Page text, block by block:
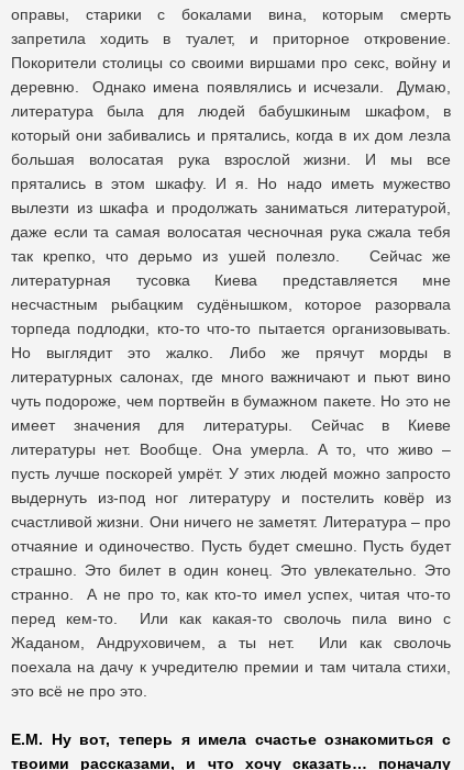
оправы, старики с бокалами вина, которым смерть
запретила ходить в туалет, и приторное откровение.
Покорители столицы со своими виршами про секс, войну и
деревню. Однако имена появлялись и исчезали. Думаю,
литература была для людей бабушкиным шкафом, в
который они забивались и прятались, когда в их дом лезла
большая волосатая рука взрослой жизни. И мы все
прятались в этом шкафу. И я. Но надо иметь мужество
вылезти из шкафа и продолжать заниматься литературой,
даже если та самая волосатая чесночная рука сжала тебя
так крепко, что дерьмо из ушей полезло. Сейчас же
литературная тусовка Киева представляется мне
несчастным рыбацким судёнышком, которое разорвала
торпеда подлодки, кто-то что-то пытается организовывать.
Но выглядит это жалко. Либо же прячут морды в
литературных салонах, где много важничают и пьют вино
чуть подороже, чем портвейн в бумажном пакете. Но это не
имеет значения для литературы. Сейчас в Киеве
литературы нет. Вообще. Она умерла. А то, что живо –
пусть лучше поскорей умрёт. У этих людей можно запросто
выдернуть из-под ног литературу и постелить ковёр из
счастливой жизни. Они ничего не заметят. Литература – про
отчаяние и одиночество. Пусть будет смешно. Пусть будет
страшно. Это билет в один конец. Это увлекательно. Это
странно. А не про то, как кто-то имел успех, читая что-то
перед кем-то. Или как какая-то сволочь пила вино с
Жаданом, Андруховичем, а ты нет. Или как сволочь
поехала на дачу к учредителю премии и там читала стихи,
это всё не про это.
Е.М. Ну вот, теперь я имела счастье ознакомиться с
твоими рассказами, и что хочу сказать… поначалу